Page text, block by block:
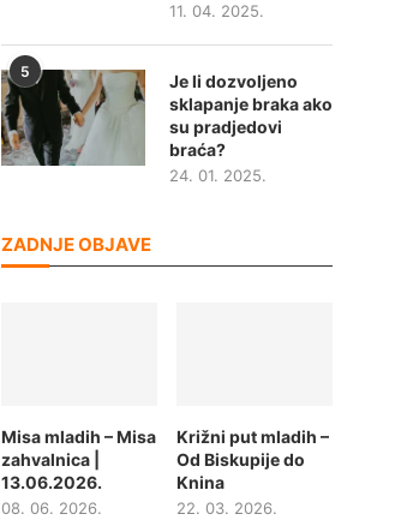
11. 04. 2025.
5
Je li dozvoljeno
sklapanje braka ako
su pradjedovi
braća?
24. 01. 2025.
ZADNJE OBJAVE
Misa mladih – Misa
zahvalnica |
13.06.2026.
08. 06. 2026.
Križni put mladih –
Od Biskupije do
Knina
22. 03. 2026.